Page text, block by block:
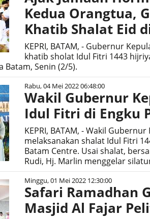
Kedua Orangtua,
Khatib Shalat Eid
KEPRI, BATAM, - Gubernur
khatib sholat Idul Fitri 1443
Batam, Senin (2/5).
Rabu, 04 Mei 2022 06:48:00
Wakil Gubernur
Idul Fitri di Engku
KEPRI, BATAM, - Wakil
melaksanakan shalat Idul Fitri
Batam Centre. Usai shalat,
Rudi, Hj. Marlin menggelar
Minggu, 01 Mei 2022 12:30:00
Safari Ramadhan
Masjid Al Fajar